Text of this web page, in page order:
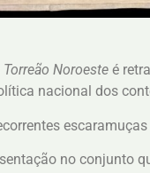
Torreão Noroeste é
nacional dos
no conjunto